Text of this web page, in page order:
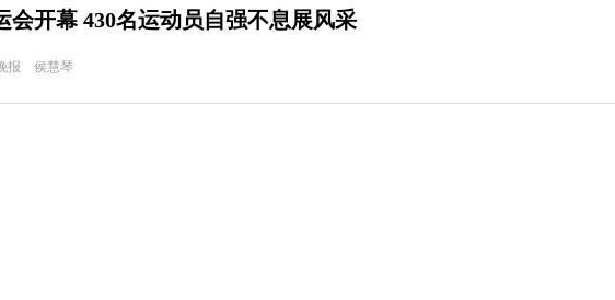
会开幕 430名运动员自强不息展风采
报 侯慧琴